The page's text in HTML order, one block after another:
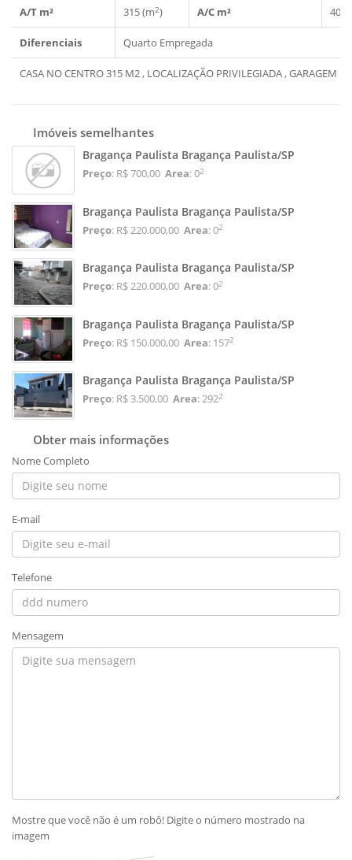
A/T m² 315 (m2) A/C m² 400
Diferenciais Quarto Empregada
CASA NO CENTRO 315 M2 , LOCALIZAÇÃO PRIVILEGIADA , GARAGEM P
Imóveis semelhantes
Bragança Paulista Bragança Paulista/SP
Preço: R$ 700,00 Area: 02
Bragança Paulista Bragança Paulista/SP
Preço: R$ 220.000,00 Area: 02
Bragança Paulista Bragança Paulista/SP
Preço: R$ 220.000,00 Area: 02
Bragança Paulista Bragança Paulista/SP
Preço: R$ 150.000,00 Area: 1572
Bragança Paulista Bragança Paulista/SP
Preço: R$ 3.500,00 Area: 2922
Obter mais informações
Nome Completo
E-mail
Telefone
Mensagem
Mostre que você não é um robô! Digite o número mostrado na
imagem